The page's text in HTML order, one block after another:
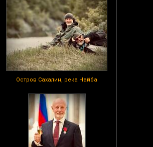
Остров Сахалин, река Найба